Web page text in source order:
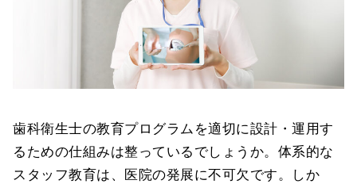
歯科衛生士の教育プログラムを適切に設計・運用す
るための仕組みは整っているでしょうか。体系的な
スタッフ教育は、医院の発展に不可欠です。しか